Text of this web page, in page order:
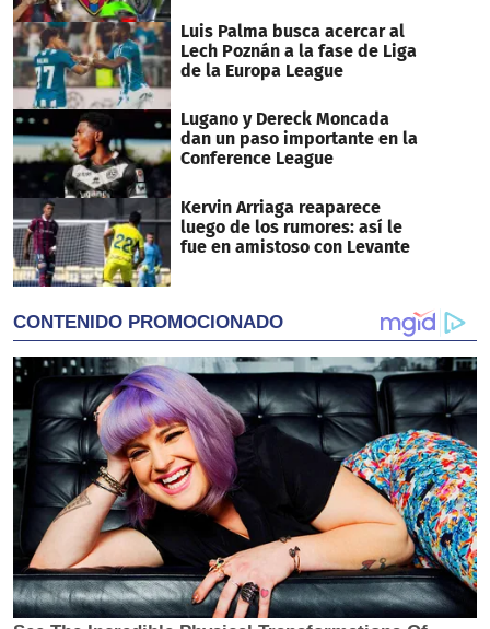
Luis Palma busca acercar al
Lech Poznán a la fase de Liga
de la Europa League
Lugano y Dereck Moncada
dan un paso importante en la
Conference League
Kervin Arriaga reaparece
luego de los rumores: así le
fue en amistoso con Levante